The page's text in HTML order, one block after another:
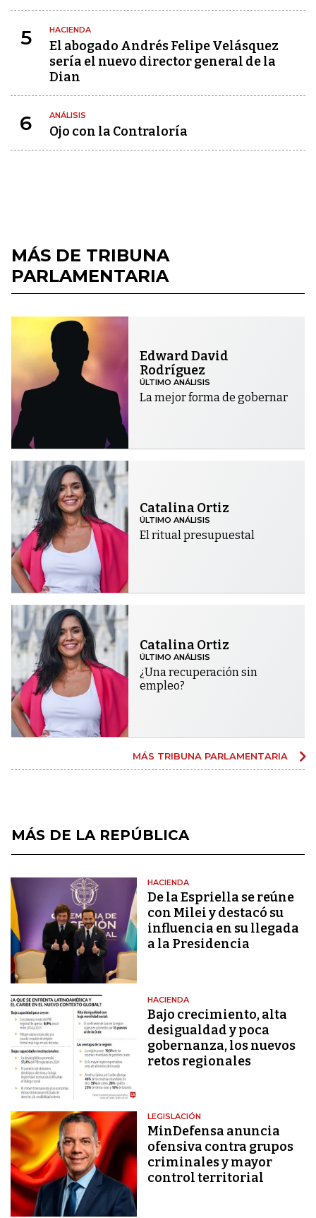
5 HACIENDA
El abogado Andrés Felipe Velásquez
sería el nuevo director general de la
Dian
6 ANÁLISIS
Ojo con la Contraloría
MÁS DE TRIBUNA
PARLAMENTARIA
Edward David
Rodríguez
ÚLTIMO ANÁLISIS
La mejor forma de gobernar
Catalina Ortiz
ÚLTIMO ANÁLISIS
El ritual presupuestal
Catalina Ortiz
ÚLTIMO ANÁLISIS
¿Una recuperación sin
empleo?
MÁS TRIBUNA PARLAMENTARIA
MÁS DE LA REPÚBLICA
HACIENDA
De la Espriella se reúne
con Milei y destacó su
influencia en su llegada
a la Presidencia
HACIENDA
Bajo crecimiento, alta
desigualdad y poca
gobernanza, los nuevos
retos regionales
LEGISLACIÓN
MinDefensa anuncia
ofensiva contra grupos
criminales y mayor
control territorial